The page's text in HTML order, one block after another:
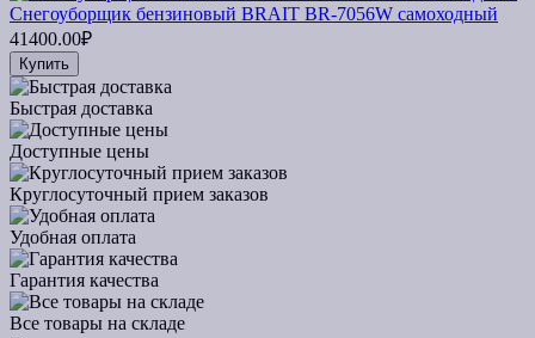
Снегоуборщик бензиновый BRAIT BR-7056W самоходный
41400.00₽
Купить
Быстрая доставка
Доступные цены
Круглосуточный прием заказов
Удобная оплата
Гарантия качества
Все товары на складе